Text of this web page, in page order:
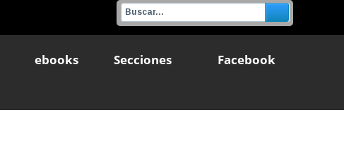
ebooks Secciones Facebook